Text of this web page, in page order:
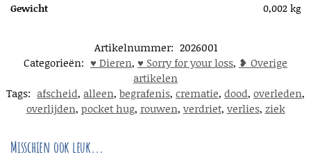
Gewicht 0,002 kg
Artikelnummer: 2026001
Categorieën: ♥︎ Dieren, ♥︎ Sorry for your loss, ❥ Overige
artikelen
Tags: afscheid, alleen, begrafenis, crematie, dood, overleden,
overlijden, pocket hug, rouwen, verdriet, verlies, ziek
Misschien ook leuk...